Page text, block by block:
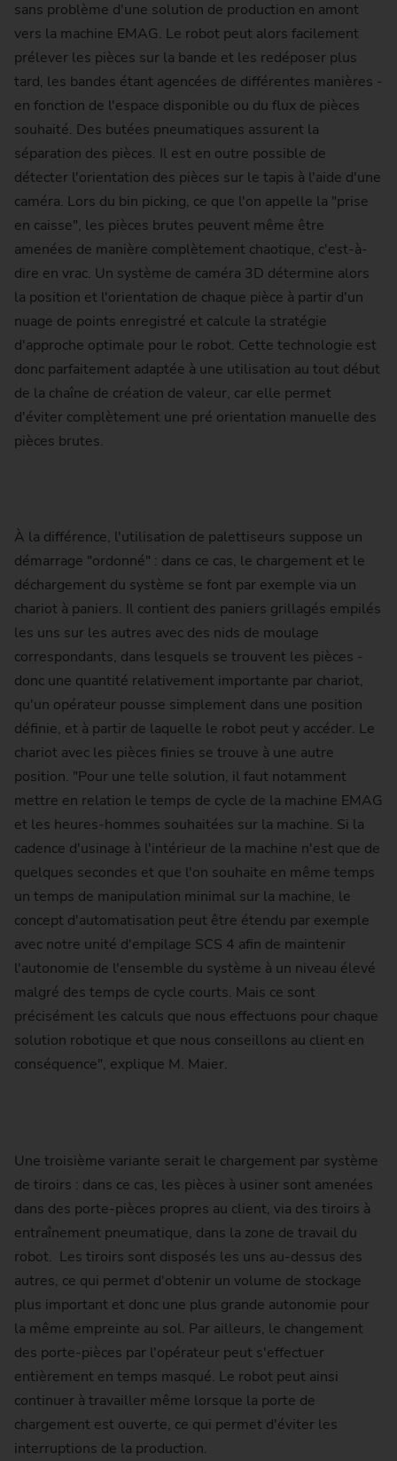
sans problème d'une solution de production en amont
vers la machine EMAG. Le robot peut alors facilement
prélever les pièces sur la bande et les redéposer plus
tard, les bandes étant agencées de différentes manières -
en fonction de l'espace disponible ou du flux de pièces
souhaité. Des butées pneumatiques assurent la
séparation des pièces. Il est en outre possible de
détecter l'orientation des pièces sur le tapis à l'aide d'une
caméra. Lors du bin picking, ce que l'on appelle la "prise
en caisse", les pièces brutes peuvent même être
amenées de manière complètement chaotique, c'est-à-
dire en vrac. Un système de caméra 3D détermine alors
la position et l'orientation de chaque pièce à partir d'un
nuage de points enregistré et calcule la stratégie
d'approche optimale pour le robot. Cette technologie est
donc parfaitement adaptée à une utilisation au tout début
de la chaîne de création de valeur, car elle permet
d'éviter complètement une pré orientation manuelle des
pièces brutes.
À la différence, l'utilisation de palettiseurs suppose un
démarrage "ordonné" : dans ce cas, le chargement et le
déchargement du système se font par exemple via un
chariot à paniers. Il contient des paniers grillagés empilés
les uns sur les autres avec des nids de moulage
correspondants, dans lesquels se trouvent les pièces -
donc une quantité relativement importante par chariot,
qu'un opérateur pousse simplement dans une position
définie, et à partir de laquelle le robot peut y accéder. Le
chariot avec les pièces finies se trouve à une autre
position. "Pour une telle solution, il faut notamment
mettre en relation le temps de cycle de la machine EMAG
et les heures-hommes souhaitées sur la machine. Si la
cadence d'usinage à l'intérieur de la machine n'est que de
quelques secondes et que l'on souhaite en même temps
un temps de manipulation minimal sur la machine, le
concept d'automatisation peut être étendu par exemple
avec notre unité d'empilage SCS 4 afin de maintenir
l'autonomie de l'ensemble du système à un niveau élevé
malgré des temps de cycle courts. Mais ce sont
précisément les calculs que nous effectuons pour chaque
solution robotique et que nous conseillons au client en
conséquence", explique M. Maier.
Une troisième variante serait le chargement par système
de tiroirs : dans ce cas, les pièces à usiner sont amenées
dans des porte-pièces propres au client, via des tiroirs à
entraînement pneumatique, dans la zone de travail du
robot. Les tiroirs sont disposés les uns au-dessus des
autres, ce qui permet d'obtenir un volume de stockage
plus important et donc une plus grande autonomie pour
la même empreinte au sol. Par ailleurs, le changement
des porte-pièces par l'opérateur peut s'effectuer
entièrement en temps masqué. Le robot peut ainsi
continuer à travailler même lorsque la porte de
chargement est ouverte, ce qui permet d'éviter les
interruptions de la production.